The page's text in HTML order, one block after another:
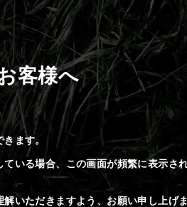
客様へ
ます。
いる場合、この画面が頻繁に表示さ
いただきますよう、お願い申し上げま